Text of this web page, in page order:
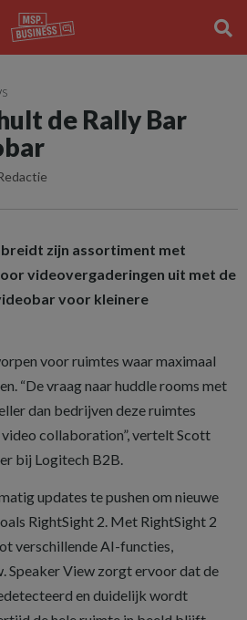
de Rally Bar
zijn assortiment met
videovergaderingen uit met de
voor kleinere
voor ruimtes waar maximaal
“De vraag naar huddle rooms met
dan bedrijven deze ruimtes
collaboration”, vertelt Scott
bij Logitech B2B.
updates te pushen om nieuwe
RightSight 2. Met RightSight 2
verschillende AI-functies,
Speaker View zorgt ervoor dat de
en duidelijk wordt